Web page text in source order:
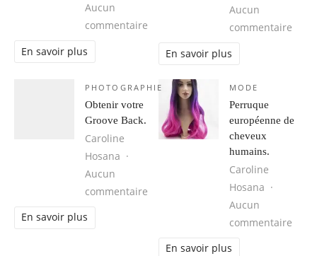
Aucun
commentaire sur Cuba, une destination idéale
En savoir plus
Aucun
commentaire
En savoir plus
PHOTOGRAPHIE
Obtenir votre
Groove Back.
Caroline
Hosana
Aucun
commentaire sur Obtenir votre Groove Back.
En savoir plus
MODE
Perruque
européenne de
cheveux
humains.
Caroline
Hosana
Aucun
commentaire
En savoir plus